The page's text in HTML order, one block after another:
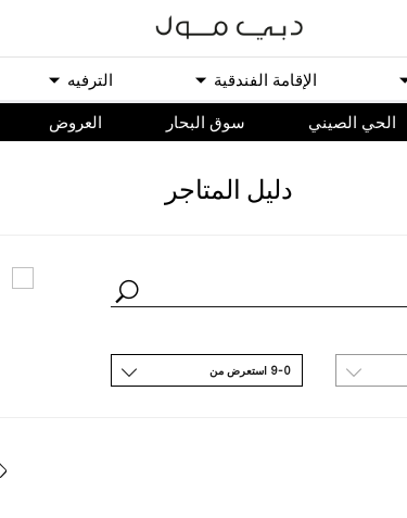
اﻹﻗﺎﻣﺔ اﻟﻔﻨﺪﻗﻴﺔ اﻟﺘﺮﻓﻴﻪ
الحي الصيني سوق البحار اﻟﻌﺮﻭﺽ
ﺩﻟﻴﻞ اﻟﻤﺘﺎﺟﺮ
9-0 اﺳﺘﻌﺮﺽ ﻣﻦ